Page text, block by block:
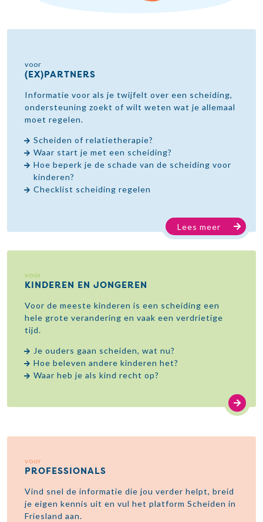
voor
(EX)PARTNERS
Informatie voor als je twijfelt over een scheiding,
ondersteuning zoekt of wilt weten wat je allemaal
moet regelen.
Scheiden of relatietherapie?
Waar start je met een scheiding?
Hoe beperk je de schade van de scheiding voor
kinderen?
Checklist scheiding regelen
Lees meer
voor
KINDEREN EN JONGEREN
Voor de meeste kinderen is een scheiding een
hele grote verandering en vaak een verdrietige
tijd.
Je ouders gaan scheiden, wat nu?
Hoe beleven andere kinderen het?
Waar heb je als kind recht op?
voor
PROFESSIONALS
Vind snel de informatie die jou verder helpt, breid
je eigen kennis uit en vul het platform Scheiden in
Friesland aan.